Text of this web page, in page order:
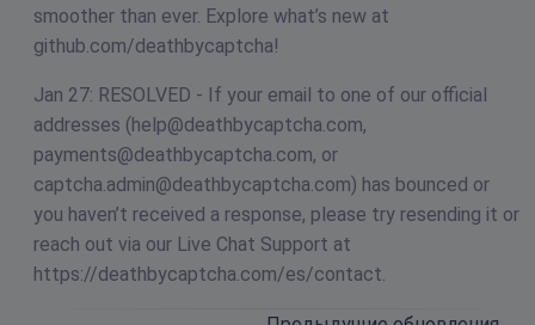
smoother than ever. Explore what’s new at
github.com/deathbycaptcha!
Jan 27: RESOLVED - If your email to one of our official
addresses (help@deathbycaptcha.com,
payments@deathbycaptcha.com, or
captcha.admin@deathbycaptcha.com) has bounced or
you haven’t received a response, please try resending it or
reach out via our Live Chat Support at
https://deathbycaptcha.com/es/contact.